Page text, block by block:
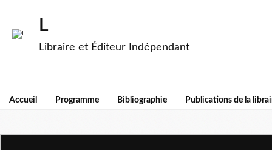
L
Libraire et Éditeur Indépendant
Accueil Programme Bibliographie Publications de la